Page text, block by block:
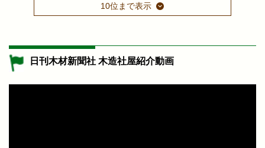
10位まで表示
日刊木材新聞社 木造社屋紹介動画